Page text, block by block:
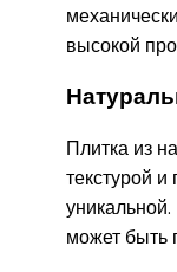
высокой
Плитка из
текстурой
может быть